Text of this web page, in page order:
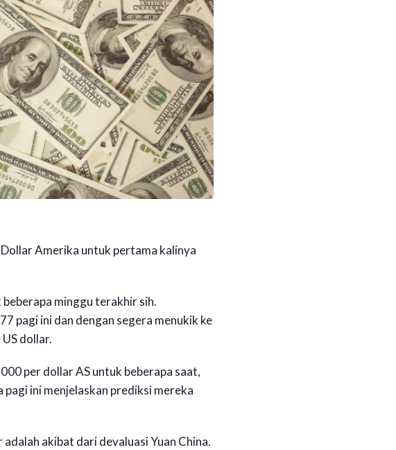
Amerika untuk pertama kalinya
minggu terakhir sih.
pagi ini dan dengan segera menukik ke
dollar.
per dollar AS untuk beberapa saat,
pagi ini menjelaskan prediksi mereka
akibat dari devaluasi Yuan China.